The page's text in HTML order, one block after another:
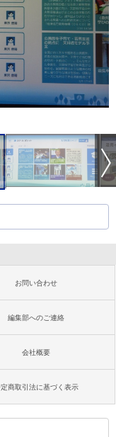
お問い合わせ
編集部へのご連絡
会社概要
商取引法に基づく表示